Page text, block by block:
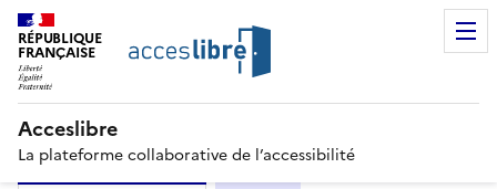
RÉPUBLIQUE
FRANÇAISE
Acceslibre
La plateforme collaborative de l’accessibilité